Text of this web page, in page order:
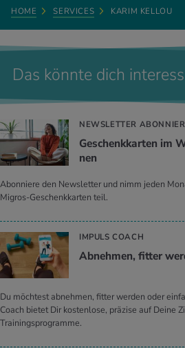
HOME SERVICES KARIM KELLOU
Das könnte dich
NEWSLETTER
Ge­schenk­kar­ten im
nen
Abonniere den Newsletter und nimm jeden
Migros-Geschenkkarten teil.
IMPULS COACH
Ab­neh­men, fit­ter
Du möchtest abnehmen, fitter werden oder
Coach bietet Dir kostenlose, präzise auf Deine
Trainingsprogramme.